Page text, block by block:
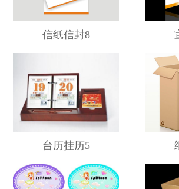
信纸信封8
台历挂历5